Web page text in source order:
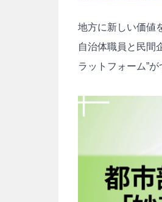
地方に新しい価値
自治体職員と民間
ラットフォーム”が